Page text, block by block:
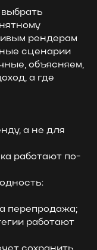
рендерам
сценарии
объясняем,
а где
а не для
работают по-
перепродажа;
работают